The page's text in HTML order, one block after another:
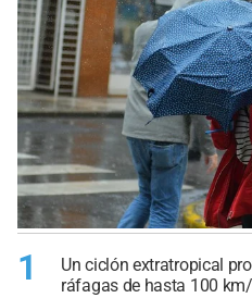
1
Un ciclón extratropical
ráfagas de hasta 100